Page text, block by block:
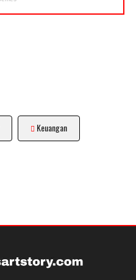
Keuangan